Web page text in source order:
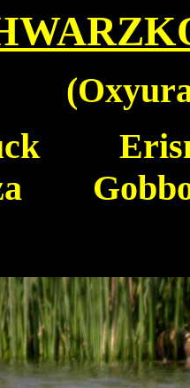
(
Gobbo